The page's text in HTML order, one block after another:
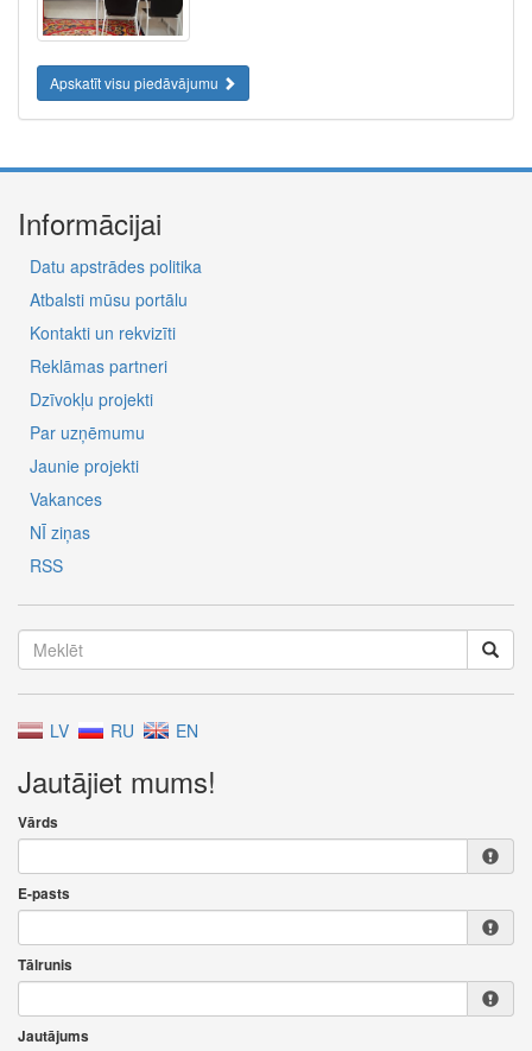
Apskatīt visu piedāvājumu
Informācijai
Datu apstrādes politika
Atbalsti mūsu portālu
Kontakti un rekvizīti
Reklāmas partneri
Dzīvokļu projekti
Par uzņēmumu
Jaunie projekti
Vakances
NĪ ziņas
RSS
LV RU EN
Jautājiet mums!
Vārds
E-pasts
Tālrunis
Jautājums